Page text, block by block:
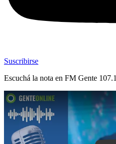
Suscribirse
Escuchá la nota en FM Gente 107.1